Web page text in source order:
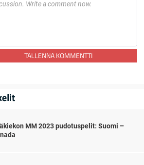
TALLENNA KOMMENTTI
MM 2023 pudotuspelit: Suomi –